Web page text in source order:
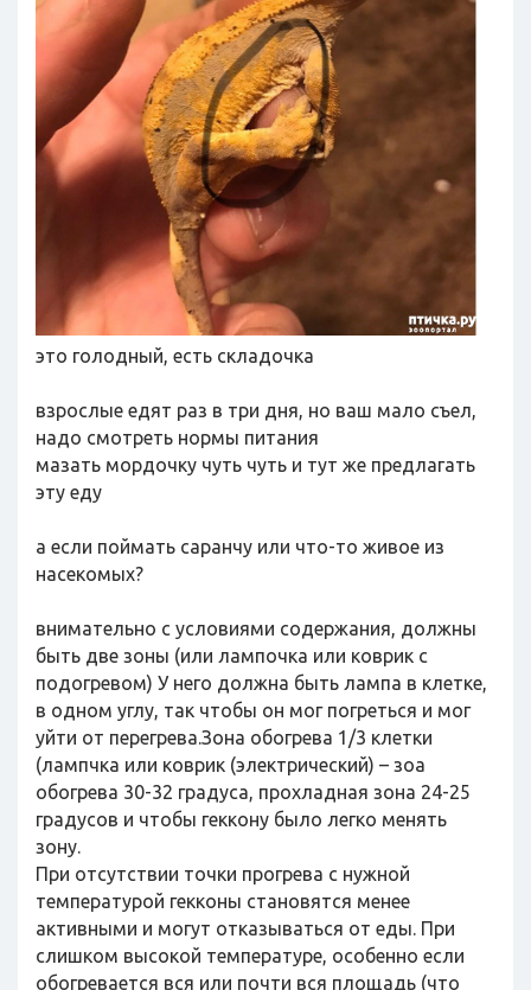
это голодный, есть складочка
взрослые едят раз в три дня, но ваш мало съел,
надо смотреть нормы питания
мазать мордочку чуть чуть и тут же предлагать
эту еду
а если поймать саранчу или что-то живое из
насекомых?
внимательно с условиями содержания, должны
быть две зоны (или лампочка или коврик с
подогревом) У него должна быть лампа в клетке,
в одном углу, так чтобы он мог погреться и мог
уйти от перегрева.Зона обогрева 1/3 клетки
(лампчка или коврик (электрический) – зоа
обогрева 30-32 градуса, прохладная зона 24-25
градусов и чтобы геккону было легко менять
зону.
При отсутствии точки прогрева с нужной
температурой гекконы становятся менее
активными и могут отказываться от еды. При
слишком высокой температуре, особенно если
обогревается вся или почти вся площадь (что